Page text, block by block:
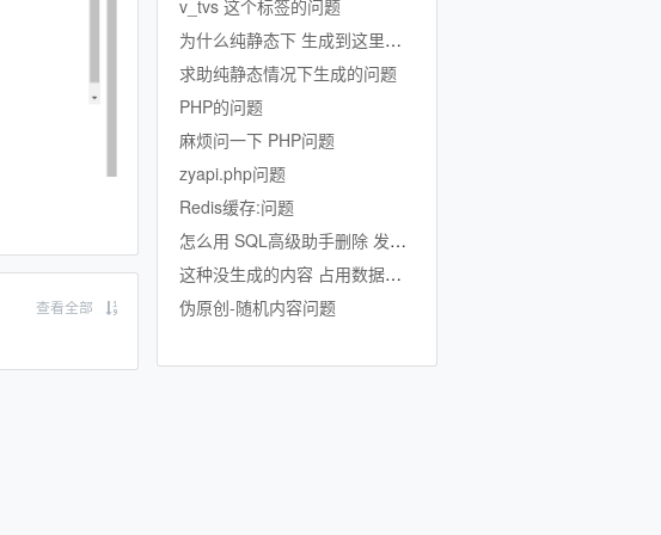
查看全部
v_tvs 这个标签的问题
为什么纯静态下 生成到这里就不生成了
求助纯静态情况下生成的问题
PHP的问题
麻烦问一下 PHP问题
zyapi.php问题
Redis缓存:问题
怎么用 SQL高级助手删除 发行公司的数据啊
这种没生成的内容 占用数据库吗
伪原创-随机内容问题